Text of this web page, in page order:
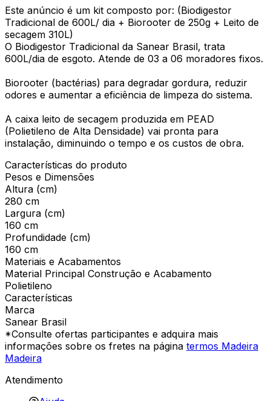
Este anúncio é um kit composto por: (Biodigestor
Tradicional de 600L/ dia + Biorooter de 250g + Leito de
secagem 310L)
O Biodigestor Tradicional da Sanear Brasil, trata
600L/dia de esgoto. Atende de 03 a 06 moradores fixos.
Biorooter (bactérias) para degradar gordura, reduzir
odores e aumentar a eficiência de limpeza do sistema.
A caixa leito de secagem produzida em PEAD
(Polietileno de Alta Densidade) vai pronta para
instalação, diminuindo o tempo e os custos de obra.
Características do produto
Pesos e Dimensões
Altura (cm)
280 cm
Largura (cm)
160 cm
Profundidade (cm)
160 cm
Materiais e Acabamentos
Material Principal Construção e Acabamento
Polietileno
Características
Marca
Sanear Brasil
*Consulte ofertas participantes e adquira mais
informações sobre os fretes na página termos Madeira
Madeira
Atendimento